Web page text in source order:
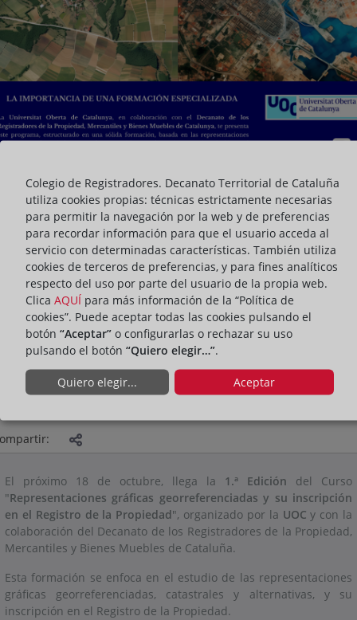
ACTIVIDADES ACTUALIDAD DEL DECANATO
El próximo 18 de octubre, llega la 1.ª Edición del Curso
"Representaciones gráficas georreferenciadas y su inscripción
en el Registro de la Propiedad", organizado por la UOC y con la
colaboración del Decanato de los Registradores de la Propiedad,
Mercantiles y Bienes Muebles de Cataluña.
Esta formación se enfoca en el estudio de las representaciones
gráficas georreferenciadas, catastrales y alternativas, y su
inscripción en el Registro de la Propiedad.
Colegio de Registradores. Decanato Territorial de Cataluña
utiliza cookies propias: técnicas estrictamente necesarias
para permitir la navegación por la web y de preferencias
para recordar información para que el usuario acceda al
servicio con determinadas características. También utiliza
cookies de terceros de preferencias, y para fines analíticos
respecto del uso por parte del usuario de la propia web.
Clica AQUÍ para más información de la “Política de
cookies”. Puede aceptar todas las cookies pulsando el
botón “Aceptar” o configurarlas o rechazar su uso
pulsando el botón “Quiero elegir…”.
Quiero elegir... Aceptar